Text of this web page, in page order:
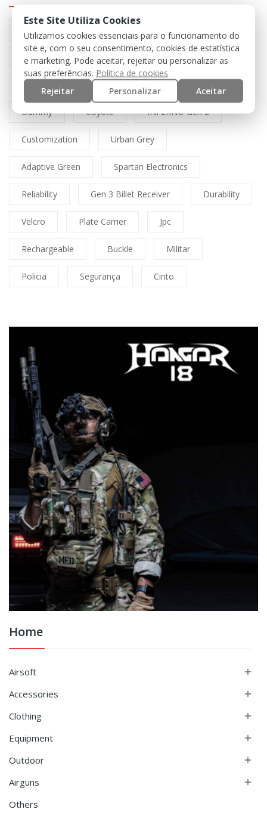
Preto Black
Multicam Mfh Boné Cordura
Lasercut Spitfire Direct Action
Dummy Coyote INFERNO Gen 2
Customization Urban Grey
Adaptive Green Spartan Electronics
Reliability Gen 3 Billet Receiver Durability
Velcro Plate Carrier Jpc
Rechargeable Buckle Militar
Policia Segurança Cinto
Home
Airsoft 
Accessories 
Clothing 
Equipment 
Outdoor 
Airguns 
Others
Este Site Utiliza Cookies
Utilizamos cookies essenciais para o funcionamento do
site e, com o seu consentimento, cookies de estatística
e marketing. Pode aceitar, rejeitar ou personalizar as
suas preferências. Política de cookies
Rejeitar
Personalizar Aceitar